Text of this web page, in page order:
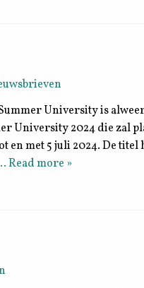
University is
University 2024 die zal
met 5 juli 2024. De titel
Read more »